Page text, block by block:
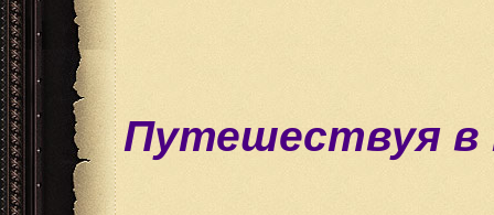
Путешествуя в